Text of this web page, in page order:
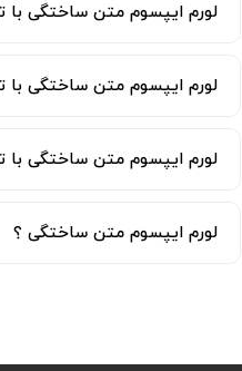
لورم ایپسوم متن ساختگی با
لورم ایپسوم متن ساختگی با
لورم ایپسوم متن ساختگی با
لورم ایپسوم متن ساختگی ؟